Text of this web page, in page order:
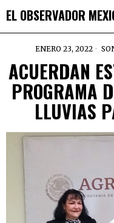
EL OBSERVADOR
ENERO 23, 2022
ACUERDAN
PROGRAMA
LLUVIAS